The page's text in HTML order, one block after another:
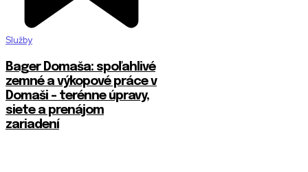
Služby
Bager Domaša: spoľahlivé
zemné a výkopové práce v
Domaši – terénne úpravy,
siete a prenájom
zariadení